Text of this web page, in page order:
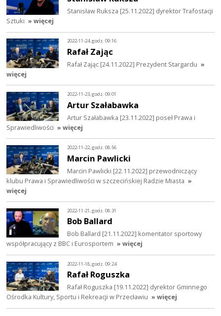
Stanisław Ruksza [25.11.2022] dyrektor Trafostacji
Sztuki » więcej
2022-11-24, godz. 09:16
Rafał Zając
Rafał Zając [24.11.2022] Prezydent Stargardu »
więcej
2022-11-23, godz. 09:01
Artur Szałabawka
Artur Szałabawka [23.11.2022] poseł Prawa i
Sprawiedliwości » więcej
2022-11-22, godz. 08:56
Marcin Pawlicki
Marcin Pawlicki [22.11.2022] przewodniczący
klubu Prawa i Sprawiedliwości w szczecińskiej Radzie Miasta »
więcej
2022-11-21, godz. 08:31
Bob Ballard
Bob Ballard [21.11.2022] komentator sportowy
współpracujący z BBC i Eurosportem » więcej
2022-11-18, godz. 09:24
Rafał Roguszka
Rafał Roguszka [19.11.2022] dyrektor Gminnego
Ośrodka Kultury, Sportu i Rekreacji w Przecławiu » więcej